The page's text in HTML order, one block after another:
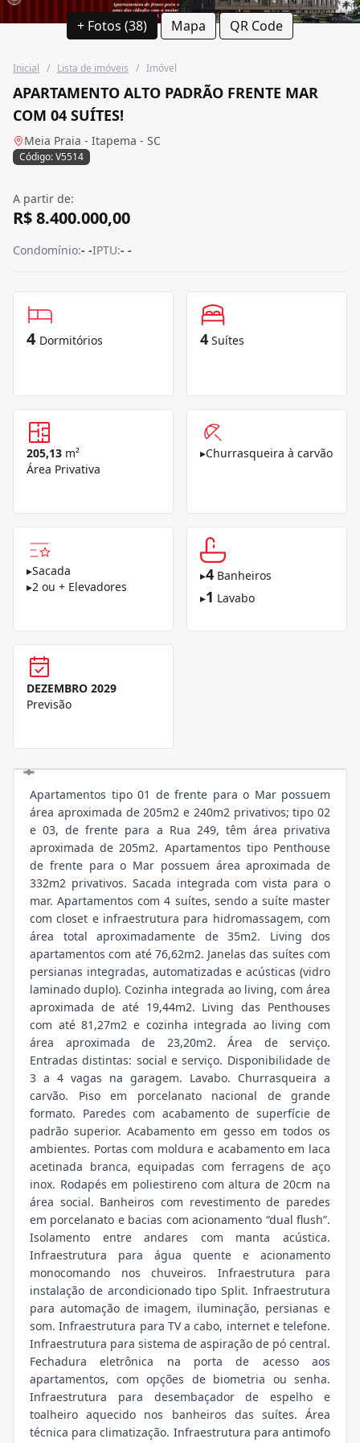
+ Fotos (38) Mapa QR Code
Inicial / Lista de imóveis / Imóvel
APARTAMENTO ALTO PADRÃO FRENTE MAR
COM 04 SUÍTES!
Meia Praia - Itapema - SC
Código: V5514
A partir de:
R$ 8.400.000,00
Condomínio:- -IPTU:- -
4 Dormitórios 4 Suítes
205,13 m²
Área Privativa
▸Churrasqueira à carvão
▸Sacada
▸2 ou + Elevadores
▸4 Banheiros
▸1 Lavabo
DEZEMBRO 2029
Previsão
Apartamentos tipo 01 de frente para o Mar possuem
área aproximada de 205m2 e 240m2 privativos; tipo 02
e 03, de frente para a Rua 249, têm área privativa
aproximada de 205m2. Apartamentos tipo Penthouse
de frente para o Mar possuem área aproximada de
332m2 privativos. Sacada integrada com vista para o
mar. Apartamentos com 4 suítes, sendo a suíte master
com closet e infraestrutura para hidromassagem, com
área total aproximadamente de 35m2. Living dos
apartamentos com até 76,62m2. Janelas das suítes com
persianas integradas, automatizadas e acústicas (vidro
laminado duplo). Cozinha integrada ao living, com área
aproximada de até 19,44m2. Living das Penthouses
com até 81,27m2 e cozinha integrada ao living com
área aproximada de 23,20m2. Área de serviço.
Entradas distintas: social e serviço. Disponibilidade de
3 a 4 vagas na garagem. Lavabo. Churrasqueira a
carvão. Piso em porcelanato nacional de grande
formato. Paredes com acabamento de superfície de
padrão superior. Acabamento em gesso em todos os
ambientes. Portas com moldura e acabamento em laca
acetinada branca, equipadas com ferragens de aço
inox. Rodapés em poliestireno com altura de 20cm na
área social. Banheiros com revestimento de paredes
em porcelanato e bacias com acionamento “dual flush”.
Isolamento entre andares com manta acústica.
Infraestrutura para água quente e acionamento
monocomando nos chuveiros. Infraestrutura para
instalação de arcondicionado tipo Split. Infraestrutura
para automação de imagem, iluminação, persianas e
som. Infraestrutura para TV a cabo, internet e telefone.
Infraestrutura para sistema de aspiração de pó central.
Fechadura eletrônica na porta de acesso aos
apartamentos, com opções de biometria ou senha.
Infraestrutura para desembaçador de espelho e
toalheiro aquecido nos banheiros das suítes. Área
técnica para climatização. Infraestrutura para antimofo